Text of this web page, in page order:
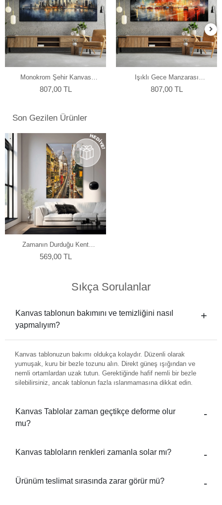
Monokrom Şehir Kanvas
Tablo
807,00 TL
Işıklı Gece Manzarası
Kanvas Tablo
807,00 TL
Son Gezilen Ürünler
Zamanın Durduğu Kent
Kanvas Tablo
569,00 TL
Sıkça Sorulanlar
Kanvas tablonun bakımını ve temizliğini nasıl
yapmalıyım?
Kanvas tablonuzun bakımı oldukça kolaydır. Düzenli olarak
yumuşak, kuru bir bezle tozunu alın. Direkt güneş ışığından ve
nemli ortamlardan uzak tutun. Gerektiğinde hafif nemli bir bezle
silebilirsiniz, ancak tablonun fazla ıslanmamasına dikkat edin.
Kanvas Tablolar zaman geçtikçe deforme olur
mu?
Kanvas tabloların renkleri zamanla solar mı?
Ürünüm teslimat sırasında zarar görür mü?